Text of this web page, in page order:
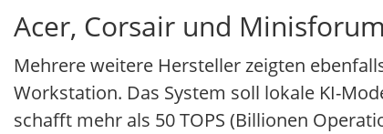
Acer, Corsair und
Mehrere weitere Hersteller zeigten
Workstation. Das System soll lokale KI-
schafft mehr als 50 TOPS (Billionen